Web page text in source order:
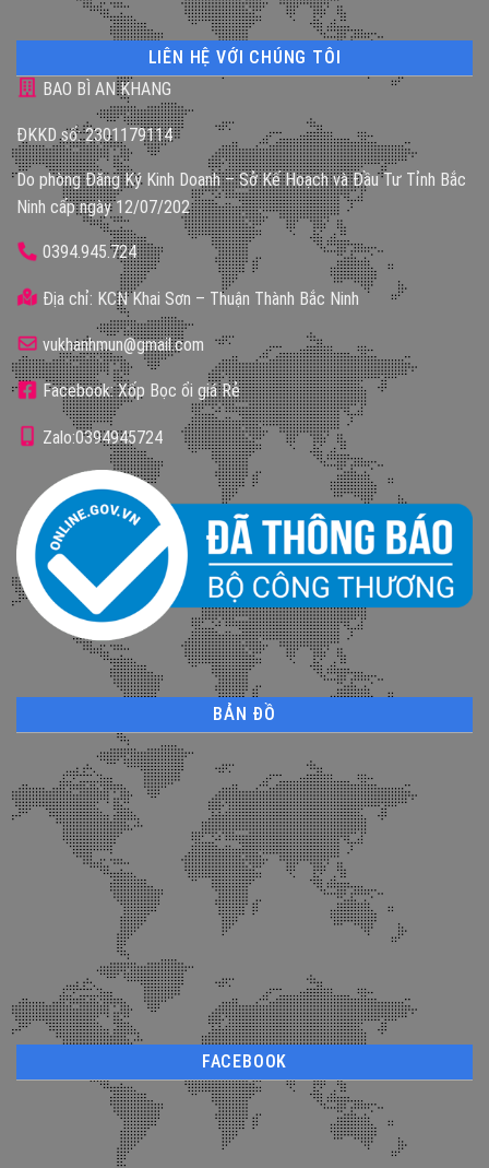
LIÊN HỆ VỚI CHÚNG TÔI
BAO BÌ AN KHANG
ĐKKD số: 2301179114
Do phòng Đăng Ký Kinh Doanh – Sở Kế Hoạch và Đầu Tư Tỉnh Bắc
Ninh cấp ngày 12/07/202
0394.945.724
Địa chỉ: KCN Khai Sơn – Thuận Thành Bắc Ninh
vukhanhmun@gmail.com
Facebook: Xốp Bọc ổi giá Rẻ
Zalo:0394945724
BẢN ĐỒ
FACEBOOK